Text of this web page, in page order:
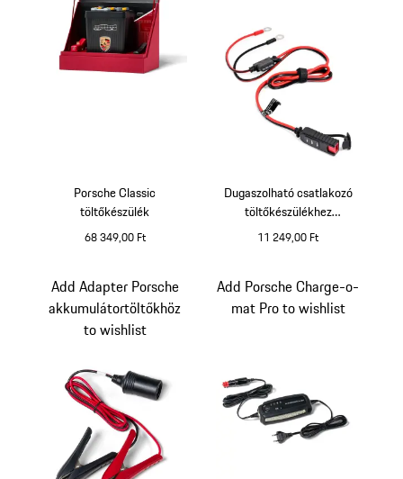
Porsche Classic
töltőkészülék
68 349,00 Ft
Dugaszolható csatlakozó
töltőkészülékhez
akkumulátor- és
feszültségfigyelővel
11 249,00 Ft
Add Adapter Porsche
akkumulátortöltőkhöz
to wishlist
Add Porsche Charge-o-
mat Pro to wishlist